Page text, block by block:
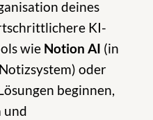
deines
KI-
wie Notion AI (in
oder
beginnen,
und